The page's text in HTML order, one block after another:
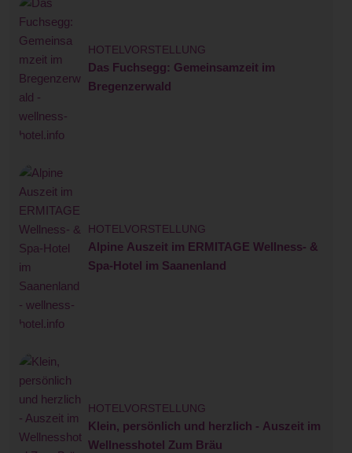
HOTELVORSTELLUNG
Das Fuchsegg: Gemeinsamzeit im
Bregenzerwald
HOTELVORSTELLUNG
Alpine Auszeit im ERMITAGE Wellness- &
Spa-Hotel im Saanenland
HOTELVORSTELLUNG
Klein, persönlich und herzlich - Auszeit im
Wellnesshotel Zum Bräu